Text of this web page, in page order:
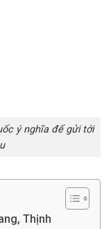
ý nghĩa để gửi tới
Thịnh